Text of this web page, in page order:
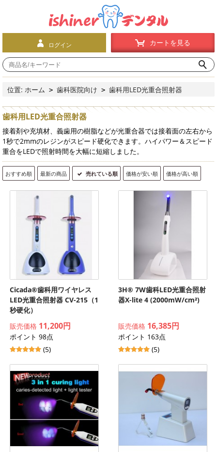
ログイン カートを見る
位置: ホーム > 歯科医院向け > 歯科用LED光重合照射器
歯科用LED光重合照射器
接着剤や充填材、義歯用の樹脂などが光重合器では接着面の左右から
1秒で2mmのレジンがスピード硬化できます。ハイパワー＆スピード
重合をLEDで照射時間を大幅に短縮しました。
おすすめ順 最新の商品 売れている順 価格が安い順 価格が高い順
Cicada®歯科用ワイヤレス
LED光重合照射器 CV-215（1
秒硬化）
販売価格 11,200円
ポイント 98点
(5)
3H® 7W歯科LED光重合照射
器X-lite 4 (2000mW/cm²)
販売価格 16,385円
ポイント 163点
(5)